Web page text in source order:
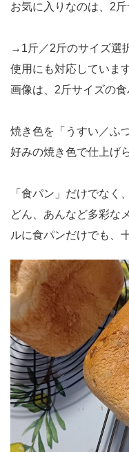
お気に入りなのは、2
→1斤／2斤のサイズ選
使用にも対応しています
画像は、2斤サイズの食
焼き色を「うすい／ふ
好みの焼き色で仕上げ
「食パン」だけでなく
どん、あんなど多彩な
ルに食パンだけでも、